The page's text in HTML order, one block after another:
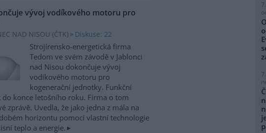
vývoj vodíkového motoru pro
NAD NISOU (ČTK) Diskuse: 22
Strojírensko-energetická firma
Tedom ve svém závodě v Jablonci
nad Nisou dokončuje vývoj
vodíkového motoru pro
kogenerační jednotky. Funkční
konce letošního roku. Firma o tom
zprávě. Uvedla, že jako jedna z mála na
horizontu pomocí vlastní technologie
teplo a energie.